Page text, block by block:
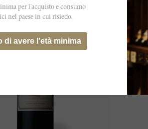
per l'acquisto e consumo
nel paese in cui risiedo.
di avere l'età minima